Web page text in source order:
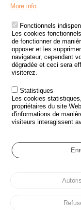
Menu
Footer
LES SITES PUBLICS
ÉTAT DE L’INSÉCURITÉ
TRAITEMENT DES
LA ROUTE
ETUDES ET
APPEL À PROJETS
POLITIQUE DE
Outils
AGENDA
GLOSSAIRE
Cookie settings
More info
Fonctionnels
Les cookies
de fonctionner de
opposer et les
navigateur, cependant
dégradée et ceci sera
visiterez.
Statistiques
Les cookies
propriétaires du site
d'informations de
visiteurs interagissent